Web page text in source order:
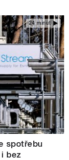
24 minut
spotřebu
bez